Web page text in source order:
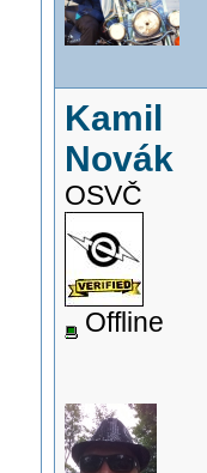
Kamil
Novák
OSVČ
Offline